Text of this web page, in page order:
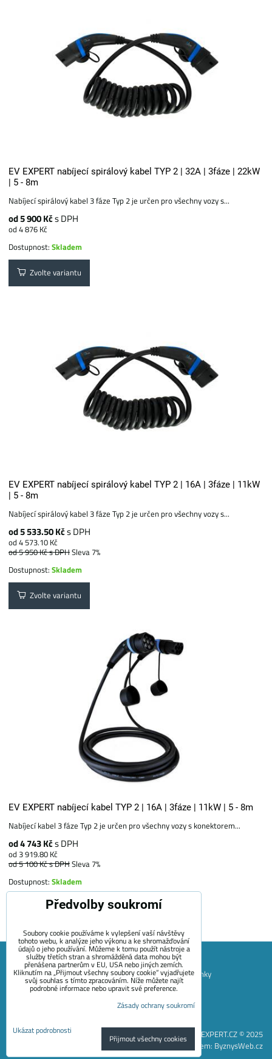
EV EXPERT nabíjecí spirálový kabel TYP 2 | 32A | 3fáze | 22kW
| 5 - 8m
Nabíjecí spirálový kabel 3 fáze Typ 2 je určen pro všechny vozy s...
od 5 900 Kčs DPH
od 4 876 Kč
Dostupnost:Skladem
Zvolte variantu
EV EXPERT nabíjecí spirálový kabel TYP 2 | 16A | 3fáze | 11kW
| 5 - 8m
Nabíjecí spirálový kabel 3 fáze Typ 2 je určen pro všechny vozy s...
od 5 533.50 Kčs DPH
od 4 573.10 Kč
od 5 950 Kčs DPHSleva 7%
Dostupnost:Skladem
Zvolte variantu
EV EXPERT nabíjecí kabel TYP 2 | 16A | 3fáze | 11kW | 5 - 8m
Nabíjecí kabel 3 fáze Typ 2 je určen pro všechny vozy s konektorem...
od 4 743 Kčs DPH
od 3 919.80 Kč
od 5 100 Kčs DPHSleva 7%
Dostupnost:Skladem
Zvolte variantu
Mapa Stránek Obchodní podmínky
Platební podmínky
Záruční podmínky EVECUBE
Doprava a vrácení zboží
O nás
Blog
EVEXPERT.CZ © 2025
Vytvořeno systémem: ByznysWeb.cz
Předvolby soukromí
Soubory cookie používáme k vylepšení vaší návštěvy
tohoto webu, k analýze jeho výkonu a ke shromažďování
údajů o jeho používání. Můžeme k tomu použít nástroje a
služby třetích stran a shromážděná data mohou být
přenášena partnerům v EU, USA nebo jiných zemích.
Kliknutím na „Přijmout všechny soubory cookie“ vyjadřujete
svůj souhlas s tímto zpracováním. Níže můžete najít
podrobné informace nebo upravit své preference.
Zásady ochrany soukromí
Ukázat podrobnosti
Přijmout všechny cookies